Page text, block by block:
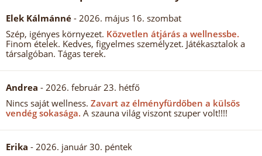
Elek Kálmánné - 2026. május 16. szombat
Szép, igényes környezet. Közvetlen átjárás a wellnessbe.
Finom ételek. Kedves, figyelmes személyzet. Játékasztalok a
társalgóban. Tágas terek.
Andrea - 2026. február 23. hétfő
Nincs saját wellness. Zavart az élményfürdőben a külsős
vendég sokasága. A szauna világ viszont szuper volt!!!!
Erika - 2026. január 30. péntek